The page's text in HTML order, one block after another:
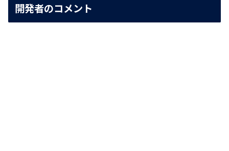
開発者のコメント